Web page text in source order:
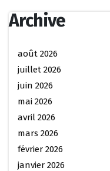
Archive
août 2026
juillet 2026
juin 2026
mai 2026
avril 2026
mars 2026
février 2026
janvier 2026